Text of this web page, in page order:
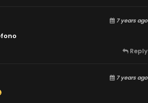
7 years ago
Reply
7 years ago